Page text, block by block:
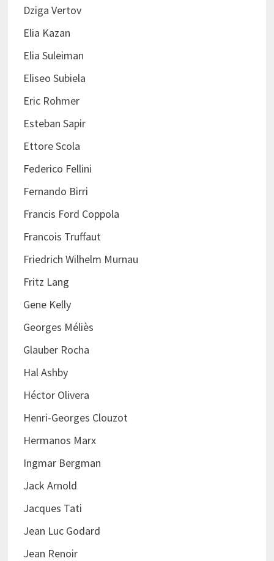
Dziga Vertov
Elia Kazan
Elia Suleiman
Eliseo Subiela
Eric Rohmer
Esteban Sapir
Ettore Scola
Federico Fellini
Fernando Birri
Francis Ford Coppola
Francois Truffaut
Friedrich Wilhelm Murnau
Fritz Lang
Gene Kelly
Georges Méliès
Glauber Rocha
Hal Ashby
Héctor Olivera
Henri-Georges Clouzot
Hermanos Marx
Ingmar Bergman
Jack Arnold
Jacques Tati
Jean Luc Godard
Jean Renoir